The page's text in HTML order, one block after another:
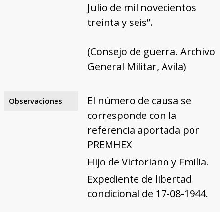
Julio de mil novecientos
treinta y seis”.
(Consejo de guerra. Archivo
General Militar, Ávila)
Observaciones
El número de causa se
corresponde con la
referencia aportada por
PREMHEX
Hijo de Victoriano y Emilia.
Expediente de libertad
condicional de 17-08-1944.